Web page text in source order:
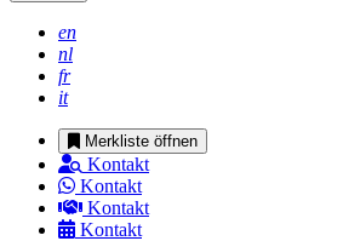
en
nl
fr
it
Merkliste öffnen
Kontakt
Kontakt
Kontakt
Kontakt